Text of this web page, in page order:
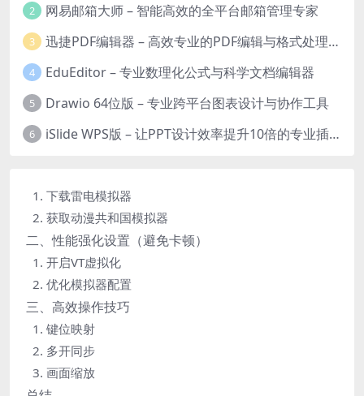
2 网易邮箱大师 – 智能高效的全平台邮箱管理专家
3 迅捷PDF编辑器 – 高效专业的PDF编辑与格式处理工具
4 EduEditor – 专业数理化公式与科学文档编辑器
5 Drawio 64位版 – 专业跨平台图表设计与协作工具
6 iSlide WPS版 – 让PPT设计效率提升10倍的专业插件
1. 下载雷电模拟器
2. 获取动漫共和国模拟器
二、性能强化设置（避免卡顿）
1. 开启VT虚拟化
2. 优化模拟器配置
三、高效操作技巧
1. 键位映射
2. 多开同步
3. 画面缩放